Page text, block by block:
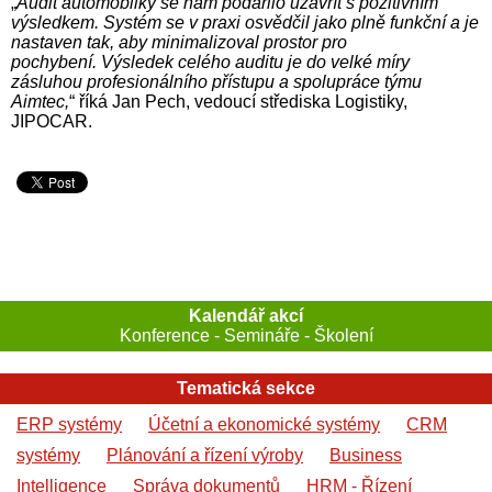
výsledkem. Systém se v praxi osvědčil jako plně funkční a je
nastaven tak, aby minimalizoval prostor pro
pochybení. Výsledek celého auditu je do velké míry
zásluhou profesionálního přístupu a spolupráce týmu
Aimtec,“ říká Jan Pech, vedoucí střediska Logistiky,
JIPOCAR.
Kalendář akcí
Konference - Semináře - Školení
Tematická sekce
ERP systémy
Účetní a ekonomické systémy
CRM
systémy
Plánování a řízení výroby
Business
Intelligence
Správa dokumentů
HRM - Řízení